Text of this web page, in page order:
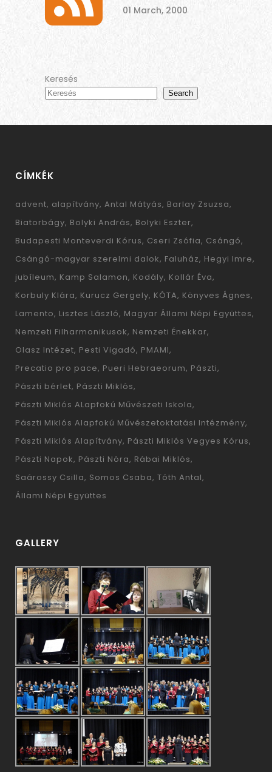
01 March, 2000
Keresés
Search
CÍMKÉK
advent alapítvány Antal Mátyás Barlay Zsuzsa
Biatorbágy Bolyki András Bolyki Eszter
Budapesti Monteverdi Kórus Cseri Zsófia Csángó
Csángó-magyar szerelmi dalok Faluház Hegyi Imre
jubíleum Kamp Salamon Kodály Kollár Éva
Korbuly Klára Kurucz Gergely KÓTA Könyves Ágnes
Lamento Lisztes László Magyar Állami Népi Együttes
Nemzeti Filharmonikusok Nemzeti Énekkar
Olasz Intézet Pesti Vigadó PMAMI
Precatio pro pace Pueri Hebraeorum Pászti
Pászti bérlet Pászti Miklós
Pászti Miklós ALapfokú Művészeti Iskola
Pászti Miklós Alapfokú Művészetoktatási Intézmény
Pászti Miklós Alapítvány Pászti Miklós Vegyes Kórus
Pászti Napok Pászti Nóra Rábai Miklós
Saárossy Csilla Somos Csaba Tóth Antal
Állami Népi Együttes
GALLERY